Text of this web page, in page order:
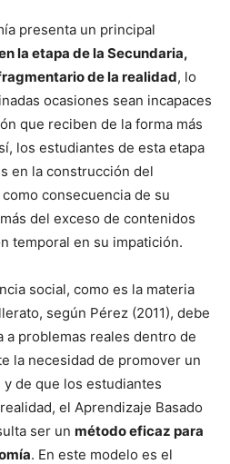
presenta un principal
la etapa de la Secundaria,
de la realidad, lo
ocasiones sean incapaces
que reciben de la forma más
los estudiantes de esta etapa
en la construcción del
consecuencia de su
del exceso de contenidos
temporal en su impatición.
social, como es la materia
según Pérez (2011), debe
problemas reales dentro de
la necesidad de promover un
de que los estudiantes
el Aprendizaje Basado
ser un método eficaz para
. En este modelo es el